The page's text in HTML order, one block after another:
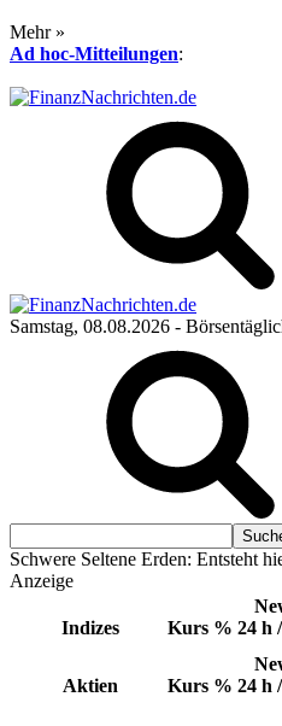
Mehr »
Ad hoc-Mitteilungen:
Samstag, 08.08.2026 -
Schwere Seltene Erden: Entsteht
Anzeige
Indizes Kurs % 24 h
Aktien Kurs % 24 h